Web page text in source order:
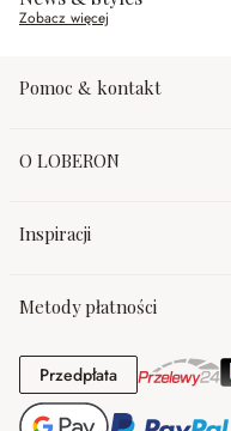
Zobacz więcej
Pomoc & kontakt
O LOBERON
Inspiracji
Metody płatności
PrzedpłataPrzedpłata